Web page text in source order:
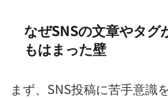
なぜSNSの文章やタグ
もはまった壁
まず、SNS投稿に苦手意識